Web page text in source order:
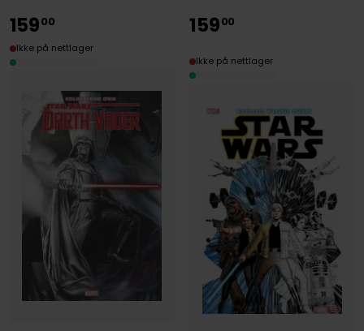
15900
Ikke på nettlager
15900
Ikke på nettlager